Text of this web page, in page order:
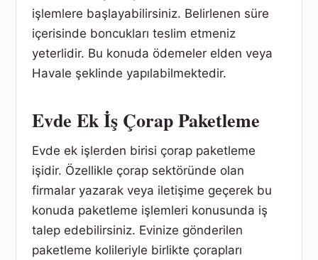
işlemlere başlayabilirsiniz. Belirlenen süre
içerisinde boncukları teslim etmeniz
yeterlidir. Bu konuda ödemeler elden veya
Havale şeklinde yapılabilmektedir.
Evde Ek İş Çorap Paketleme
Evde ek işlerden birisi çorap paketleme
işidir. Özellikle çorap sektöründe olan
firmalar yazarak veya iletişime geçerek bu
konuda paketleme işlemleri konusunda iş
talep edebilirsiniz. Evinize gönderilen
paketleme kolileriyle birlikte çorapları